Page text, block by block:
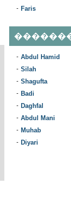
- Faris
- Abdul Hamid
- Silah
- Shagufta
- Badi
- Daghfal
- Abdul Mani
- Muhab
- Diyari